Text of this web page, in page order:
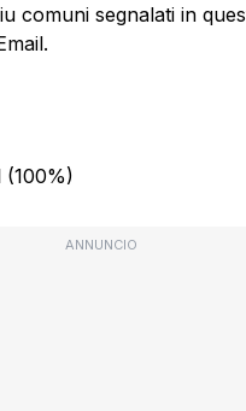
comuni segnalati in
(100%)
ANNUNCIO